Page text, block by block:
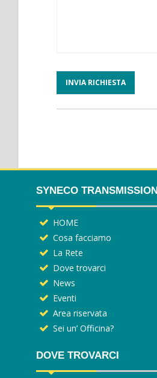
SYNECO TRANSMISSION
HOME
Cosa facciamo
La Rete
Dove trovarci
News
Eventi
Area riservata
Sei un’ Officina?
DOVE TROVARCI